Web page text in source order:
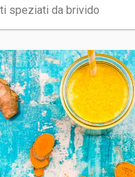
speziati da brivido